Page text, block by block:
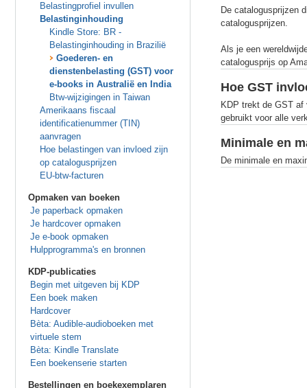
Belastingprofiel invullen
Belastinginhouding
Kindle Store: BR -
Belastinginhouding in Brazilië
Goederen- en
dienstenbelasting (GST) voor
e-books in Australië en India
Btw-wijzigingen in Taiwan
Amerikaans fiscaal
identificatienummer (TIN)
aanvragen
Hoe belastingen van invloed zijn
op catalogusprijzen
EU-btw-facturen
Opmaken van boeken
Je paperback opmaken
Je hardcover opmaken
Je e-book opmaken
Hulpprogramma's en bronnen
KDP-publicaties
Begin met uitgeven bij KDP
Een boek maken
Hardcover
Bèta: Audible-audioboeken met
virtuele stem
Bèta: Kindle Translate
Een boekenserie starten
Bestellingen en boekexemplaren
De catalogusprijzen
catalogusprijzen.
Als je een
catalogusprijs op
Hoe GST
KDP trekt de GST af
gebruikt voor alle
Minimale en
De minimale en